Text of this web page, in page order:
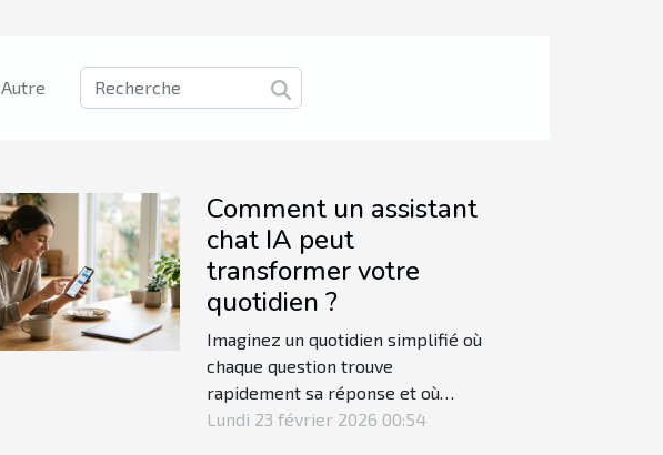
Autre
Comment un assistant
chat IA peut
transformer votre
quotidien ?
Imaginez un quotidien simplifié où
chaque question trouve
rapidement sa réponse et où
l'organisation devient un jeu
Lundi 23 février 2026 00:54